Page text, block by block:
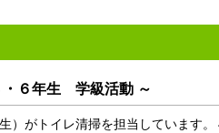
６年生 学級活動 ～
）がトイレ清掃を担当しています